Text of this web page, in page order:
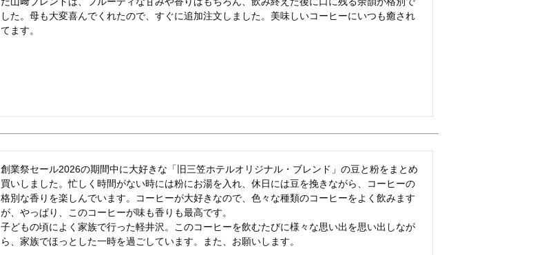
した。母も大変喜んでくれたので、すぐに追加注文しました。美味しいコーヒーにいつも癒され
てます。
創業祭セール2026の期間中に大好きな「旧三笠ホテルオリジナル・ブレンド」の豆と粉をまとめ
買いしました。忙しく時間がない時には粉にお湯を入れ、休日には豆を挽きながら、コーヒーの
格別な香りを楽しんでいます。コーヒーが大好きなので、色々な種類のコーヒーをよく飲みます
が、やっぱり、このコーヒーが味も香りも最高です。
子どもの頃によく家族で行った軽井沢。このコーヒーを飲むたびに様々な思い出を思い出しなが
ら、家族でほっとした一時を過ごしています。また、お願いします。